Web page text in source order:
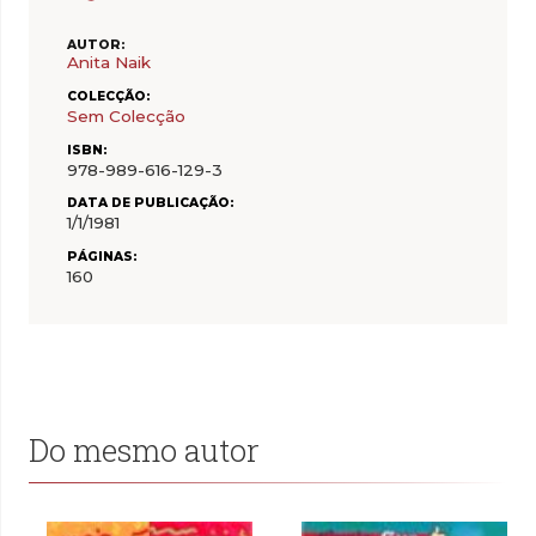
AUTOR:
Anita Naik
COLECÇÃO:
Sem Colecção
ISBN:
978-989-616-129-3
DATA DE PUBLICAÇÃO:
1/1/1981
PÁGINAS:
160
Do mesmo autor